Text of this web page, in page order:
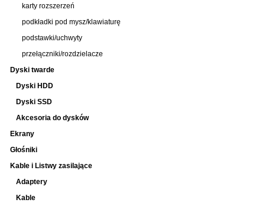
karty rozszerzeń
podkładki pod mysz/klawiaturę
podstawki/uchwyty
przełączniki/rozdzielacze
Dyski twarde
Dyski HDD
Dyski SSD
Akcesoria do dysków
Ekrany
Głośniki
Kable i Listwy zasilające
Adaptery
Kable